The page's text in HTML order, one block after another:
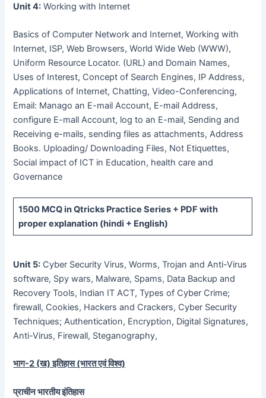
Unit 4: Working with Internet
Basics of Computer Network and Internet, Working with
Internet, ISP, Web Browsers, World Wide Web (WWW),
Uniform Resource Locator. (URL) and Domain Names,
Uses of Interest, Concept of Search Engines, IP Address,
Applications of Internet, Chatting, Video-Conferencing,
Email: Manago an E-mail Account, E-mail Address,
configure E-mall Account, log to an E-mail, Sending and
Receiving e-mails, sending files as attachments, Address
Books. Uploading/ Downloading Files, Not Etiquettes,
Social impact of ICT in Education, health care and
Governance
1500 MCQin Qtricks Practice Series + PDF with
proper explanation (hindi + English)
Unit 5: Cyber Security Virus, Worms, Trojan and Anti-Virus
software, Spy wars, Malware, Spams, Data Backup and
Recovery Tools, Indian IT ACT, Types of Cyber Crime;
firewall, Cookies, Hackers and Crackers, Cyber Security
Techniques; Authentication, Encryption, Digital Signatures,
Anti-Virus, Firewall, Steganography,
भाग-2 (ख) इतिहास (भारत एवं विश्व)
प्राचीन भारतीय इंतिहास